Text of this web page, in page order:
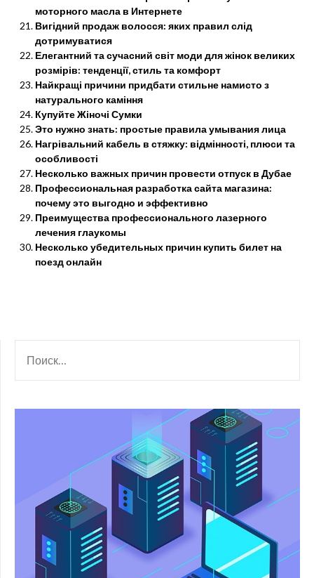
моторного масла в Интернете
Вигідний продаж волосся: яких правил слід
дотримуватися
Елегантний та сучасний світ моди для жінок великих
розмірів: тенденції, стиль та комфорт
Найкращі причини придбати стильне намисто з
натурального каміння
Купуйте Жіночі Сумки
Это нужно знать: простые правила умывания лица
Нагрівальний кабель в стяжку: відмінності, плюси та
особливості
Несколько важных причин провести отпуск в Дубае
Профессиональная разработка сайта магазина:
почему это выгодно и эффективно
Преимущества профессионального лазерного
лечения глаукомы
Несколько убедительных причин купить билет на
поезд онлайн